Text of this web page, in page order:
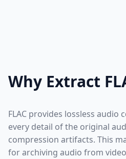
Why Extract
FLAC provides lossless audio
every detail of the original
compression artifacts. This
for archiving audio from